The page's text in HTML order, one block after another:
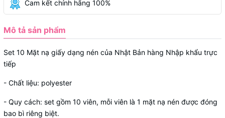
Cam kết chính hãng 100%
Mô tả sản phẩm
Set 10 Mặt nạ giấy dạng nén của Nhật Bản hàng Nhập khẩu trực
tiếp
- Chất liệu: polyester
- Quy cách: set gồm 10 viên, mỗi viên là 1 mặt nạ nén được đóng
bao bì riêng biệt.